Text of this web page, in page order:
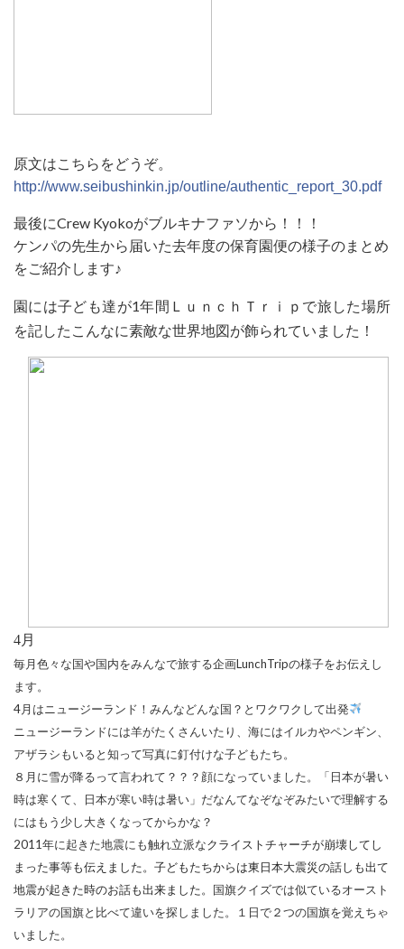
原文はこちらをどうぞ。
http://www.seibushinkin.jp/outline/authentic_report_30.pdf
最後にCrew Kyokoがブルキナファソから！！！
ケンパの先生から届いた去年度の保育園便の様子のまとめ
をご紹介します♪
園には子ども達が1年間ＬｕｎｃｈＴｒｉｐで旅した場所
を記したこんなに素敵な世界地図が飾られていました！
4月
毎月色々な国や国内をみんなで旅する企画LunchTripの様子をお伝えし
ます。
4月はニュージーランド！みんなどんな国？とワクワクして出発
ニュージーランドには羊がたくさんいたり、海にはイルカやペンギン、
アザラシもいると知って写真に釘付けな子どもたち。
８月に雪が降るって言われて？？？顔になっていました。「日本が暑い
時は寒くて、日本が寒い時は暑い」だなんてなぞなぞみたいで理解する
にはもう少し大きくなってからかな？
2011年に起きた地震にも触れ立派なクライストチャーチが崩壊してし
まった事等も伝えました。子どもたちからは東日本大震災の話しも出て
地震が起きた時のお話も出来ました。 国旗クイズでは似ているオースト
ラリアの国旗と比べて違いを探しました。１日で２つの国旗を覚えちゃ
いました。